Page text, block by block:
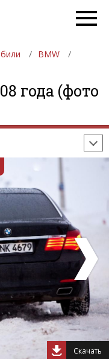
BMW
года (фото
ДЕВУШКИ
Скачать